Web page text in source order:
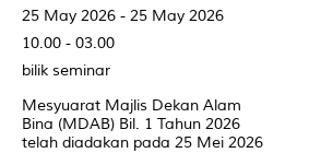
25 May 2026 - 25 May 2026
10.00 - 03.00
bilik seminar
Mesyuarat Majlis Dekan Alam
Bina (MDAB) Bil. 1 Tahun 2026
telah diadakan pada 25 Mei 2026